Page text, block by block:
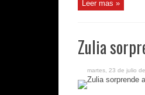
Leer mas »
Zulia
martes, 23 de julio